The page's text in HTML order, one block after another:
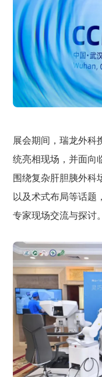
展会期间，瑞龙外科
统亮相现场，并面向
围绕复杂肝胆胰外科
以及术式布局等话题
专家现场交流与探讨。